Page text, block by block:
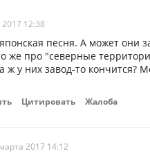
12:38
песня. А может они
же про "северные
ж у них завод-то кончится?
Цитировать Жалоба
2017 14:12